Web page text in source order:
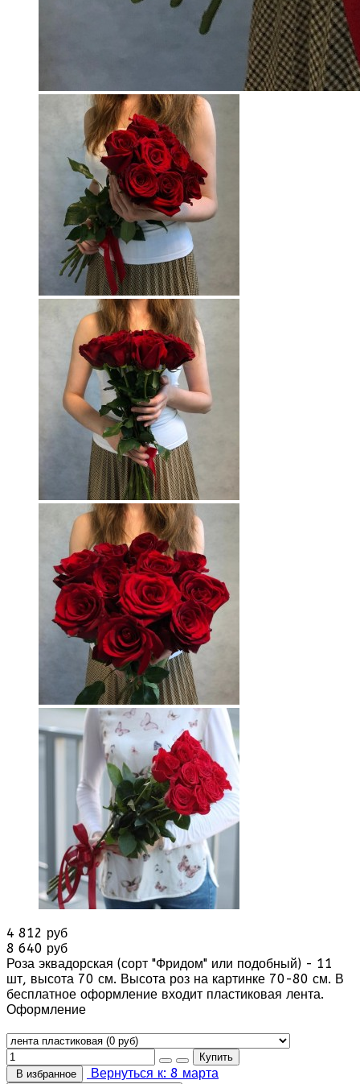
4 812 руб
8 640 руб
Роза эквадорская (сорт "Фридом" или подобный) - 11
шт, высота 70 см. Высота роз на картинке 70-80 см. В
бесплатное оформление входит пластиковая лента.
Оформление
В избранное Вернуться к: 8 марта